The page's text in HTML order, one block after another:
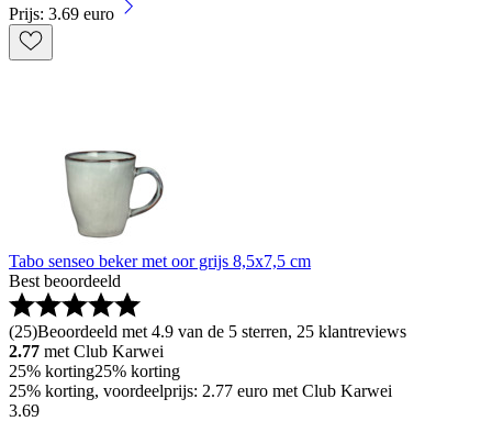
Prijs: 3.69 euro
Tabo senseo beker met oor grijs 8,5x7,5 cm
Best beoordeeld
(25)Beoordeeld met 4.9 van de 5 sterren, 25 klantreviews
2.77 met Club Karwei
25% korting25% korting
25% korting, voordeelprijs: 2.77 euro met Club Karwei
3.69